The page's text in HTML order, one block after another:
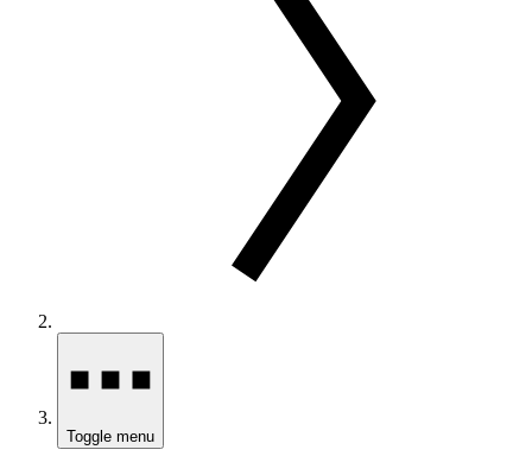
Toggle menu